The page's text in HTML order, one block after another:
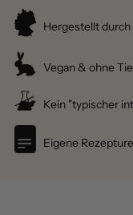
Hergestellt
Vegan & ohne
Kein "typischer
Eigene